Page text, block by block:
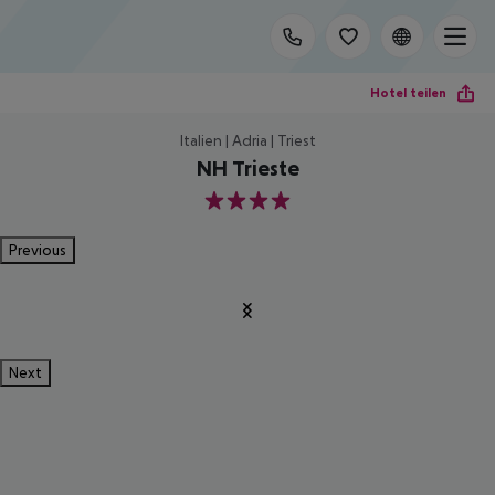
Hotel teilen
Italien | Adria | Triest
NH Trieste
4
Previous
Next